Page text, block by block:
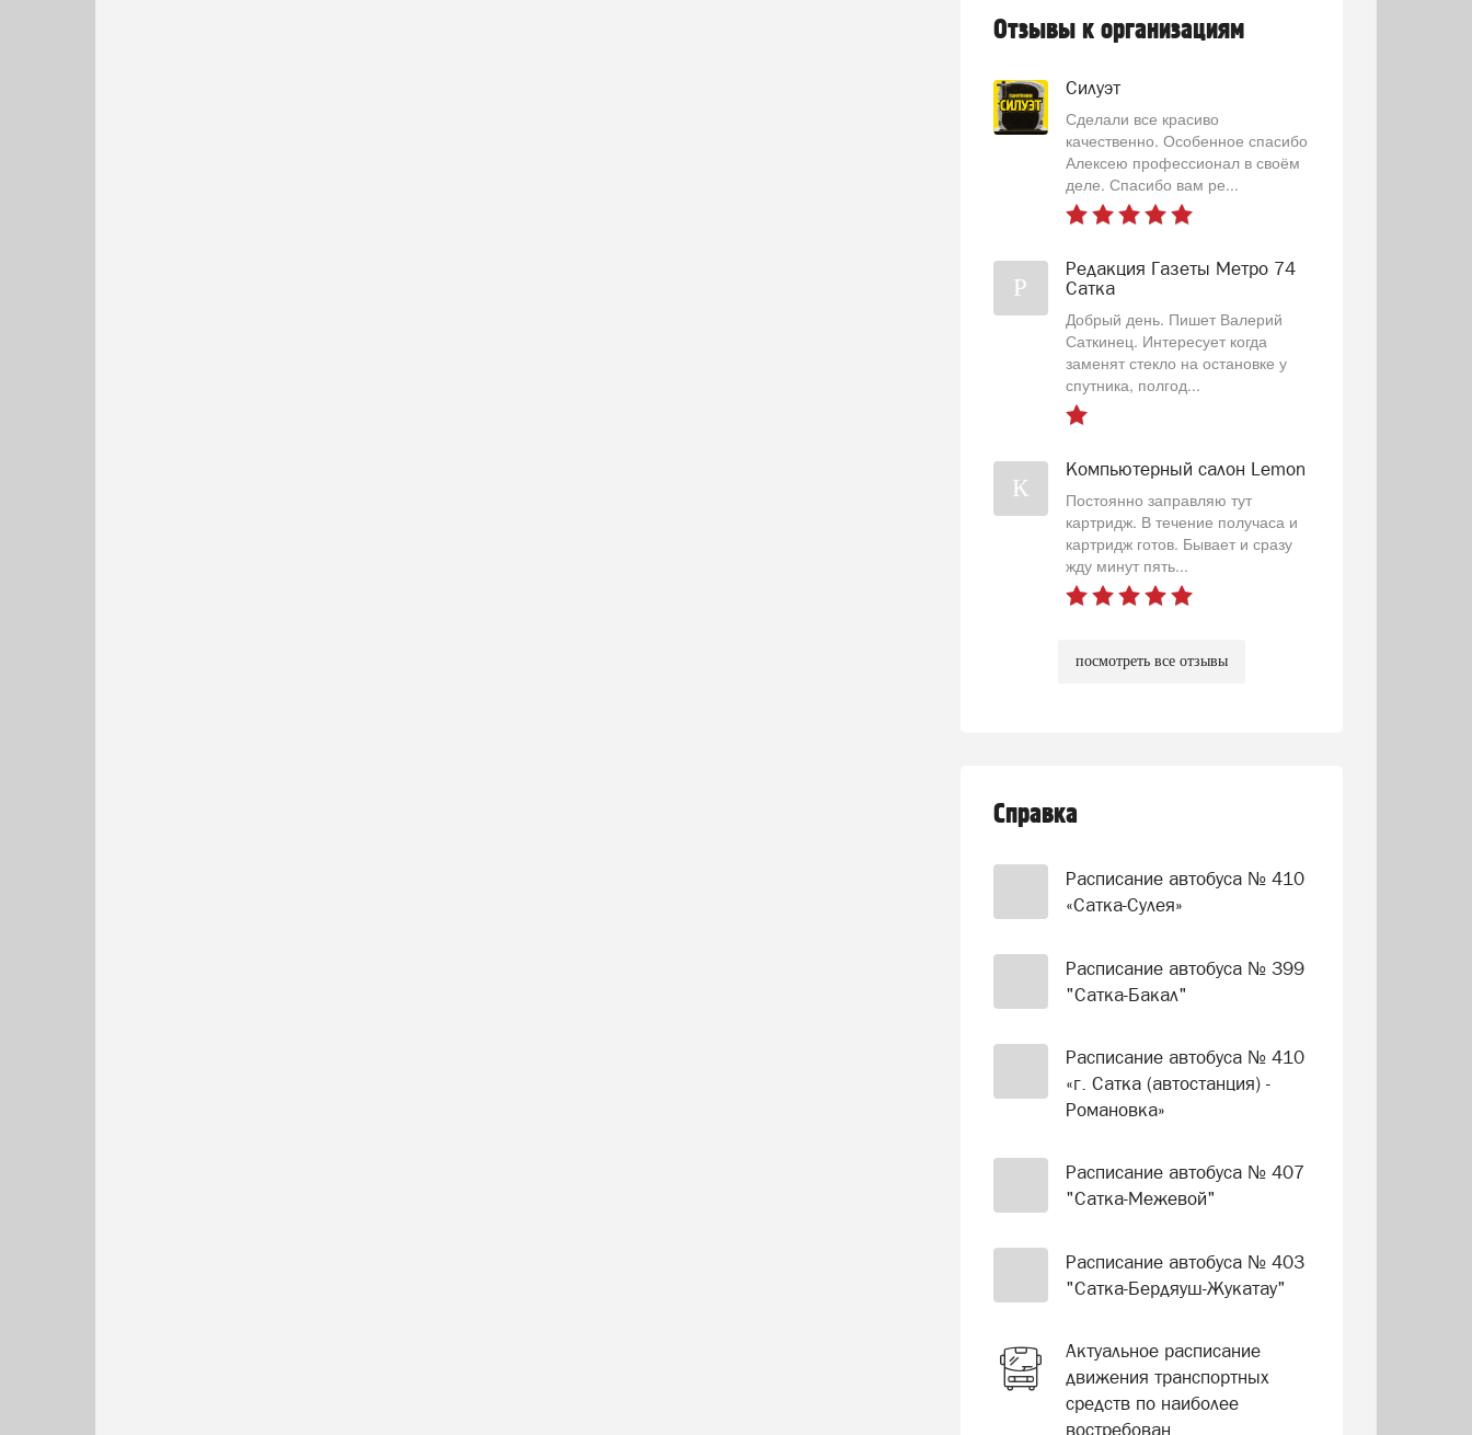
Отзывы к организациям
Силуэт
Сделали все красиво
качественно. Особенное спасибо
Алексею профессионал в своём
деле. Спасибо вам ре...
Р
Редакция Газеты Метро 74
Сатка
Добрый день. Пишет Валерий
Саткинец. Интересует когда
заменят стекло на остановке у
спутника, полгод...
К
Компьютерный салон Lemon
Постоянно заправляю тут
картридж. В течение получаса и
картридж готов. Бывает и сразу
жду минут пять...
посмотреть все отзывы
Справка
Расписание автобуса № 410
«Сатка-Сулея»
Расписание автобуса № 399
"Сатка-Бакал"
Расписание автобуса № 410
«г. Сатка (автостанция) -
Романовка»
Расписание автобуса № 407
"Сатка-Межевой"
Расписание автобуса № 403
"Сатка-Бердяуш-Жукатау"
Актуальное расписание
движения транспортных
средств по наиболее
востребован...